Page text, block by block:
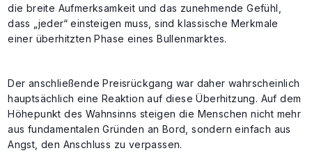
die breite Aufmerksamkeit und das zunehmende Gefühl,
dass „jeder“ einsteigen muss, sind klassische Merkmale
einer überhitzten Phase eines Bullenmarktes.
Der anschließende Preisrückgang war daher wahrscheinlich
hauptsächlich eine Reaktion auf diese Überhitzung. Auf dem
Höhepunkt des Wahnsinns steigen die Menschen nicht mehr
aus fundamentalen Gründen an Bord, sondern einfach aus
Angst, den Anschluss zu verpassen.